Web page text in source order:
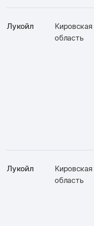
Лукойл
Кировская
область
Лукойл
Кировская
область